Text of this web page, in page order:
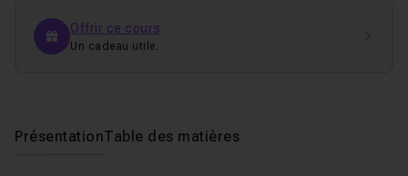
Offrir ce cours
Un cadeau utile.
PrésentationTable des matières